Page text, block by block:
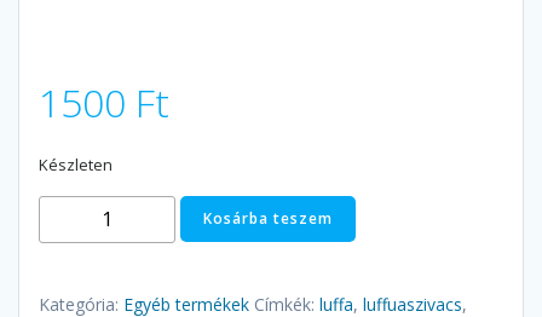
1500 Ft
Készleten
szivacs
mennyiség
Kosárba teszem
Kategória: Egyéb termékek Címkék: luffa, luffuaszivacs,